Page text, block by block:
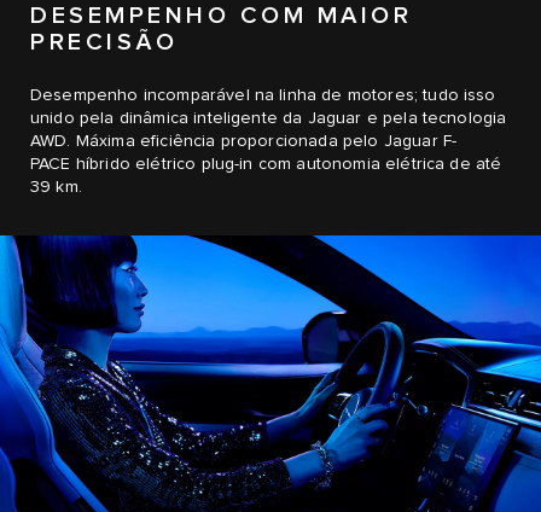
DESEMPENHO COM MAIOR
PRECISÃO
Desempenho incomparável na linha de motores; tudo isso
unido pela dinâmica inteligente da Jaguar e pela tecnologia
AWD. Máxima eficiência proporcionada pelo Jaguar F-
PACE híbrido elétrico plug-in com autonomia elétrica de até
39 km.